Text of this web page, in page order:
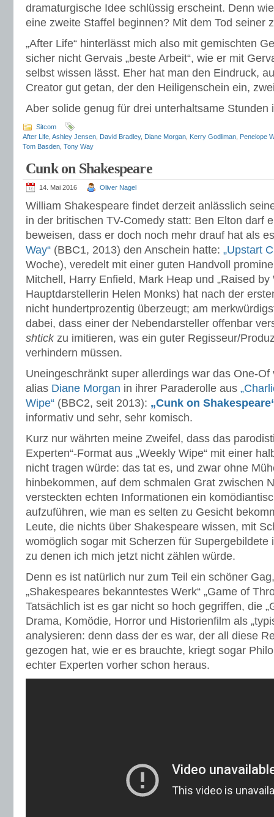
dramaturgische Idee schlüssig erscheint. Denn
eine zweite Staffel beginnen? Mit dem Tod seiner
„After Life“ hinterlässt mich also mit gemischten
sicher nicht Gervais „beste Arbeit“, wie er mit
selbst wissen lässt. Eher hat man den Eindruck,
Creator gut getan, der den Heiligenschein ein,
Aber solide genug für drei unterhaltsame Stunden
Sitcom
After Life Ashley Jensen David Bradley, Diane Morgan Kerry Godliman Penelope
Tom Basden Tony Way
Cunk on Shakespeare
14. Mai 2016 Oliver Nagel
William Shakespeare findet derzeit anlässlich
in der britischen TV-Comedy statt: Ben Elton darf
beweisen, dass er doch noch mehr drauf hat als
Way“ (BBC1, 2013) den Anschein hatte: „Upstart
Woche), veredelt mit einer guten Handvoll
Mitchell, Harry Enfield, Mark Heap und „Raised by
Hauptdarstellerin Helen Monks) hat nach der
nicht hundertprozentig überzeugt; am
dabei, dass einer der Nebendarsteller offenbar
shtickzu imitieren, was ein guter Regisseur/
verhindern müssen.
Uneingeschränkt super allerdings war das One-
alias Diane Morgan in ihrer Paraderolle aus
Wipe“ (BBC2, seit 2013): „Cunk on
informativ und sehr, sehr komisch.
Kurz nur währten meine Zweifel, dass das
Experten“-Format aus „Weekly Wipe“ mit einer
nicht tragen würde: das tat es, und zwar ohne
hinbekommen, auf dem schmalen Grat zwischen
versteckten echten Informationen ein
aufzuführen, wie man es selten zu Gesicht
Leute, die nichts über Shakespeare wissen, mit
womöglich sogar mit Scherzen für Supergebildete
zu denen ich mich jetzt nicht zählen würde.
Denn es ist natürlich nur zum Teil ein schöner
„Shakespeares bekanntestes Werk“ „Game of
Tatsächlich ist es gar nicht so hoch gegriffen, die
Drama, Komödie, Horror und Historienfilm als
analysieren: denn dass der es war, der all diese
gezogen hat, wie er es brauchte, kriegt sogar
echter Experten vorher schon heraus.